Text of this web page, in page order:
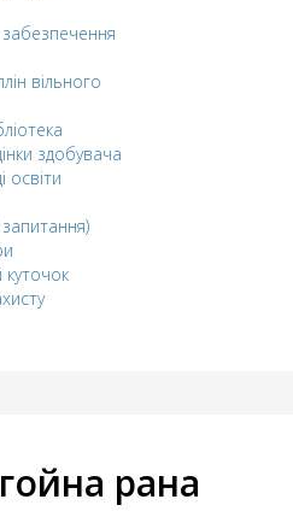
вільного
здобувача
освіти
рана